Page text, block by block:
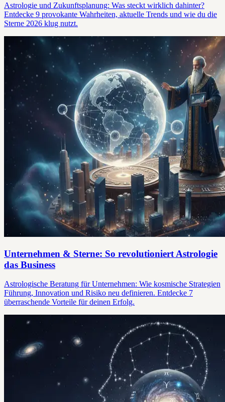
Astrologie und Zukunftsplanung: Was steckt wirklich dahinter?
Entdecke 9 provokante Wahrheiten, aktuelle Trends und wie du die
Sterne 2026 klug nutzt.
Unternehmen & Sterne: So revolutioniert Astrologie
das Business
Astrologische Beratung für Unternehmen: Wie kosmische Strategien
Führung, Innovation und Risiko neu definieren. Entdecke 7
überraschende Vorteile für deinen Erfolg.